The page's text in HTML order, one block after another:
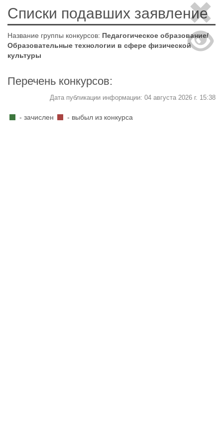
Списки подавших заявление
Название группы конкурсов: Педагогическое образование/
Образовательные технологии в сфере физической
культуры
Перечень конкурсов:
Дата публикации информации: 04 августа 2026 г. 15:38
- зачислен - выбыл из конкурса